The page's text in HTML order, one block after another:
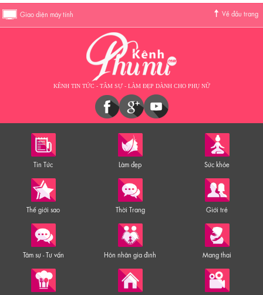
Giao diện máy tính Về đầu trang
KÊNH TIN TỨC - TÂM SỰ - LÀM ĐẸP DÀNH CHO PHỤ NỮ
Tin Tức Làm đẹp Sức khỏe
Thế giới sao Thời Trang Giới trẻ
Tâm sự - Tư vấn Hôn nhân gia đình Mang thai